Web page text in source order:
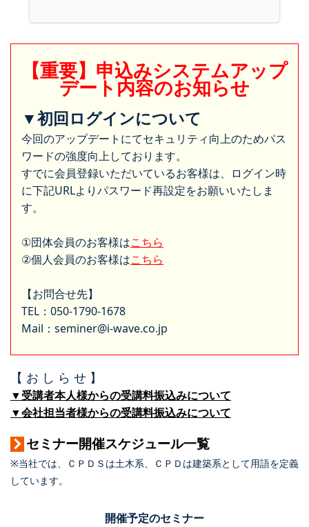
【重要】申込みシステムアップ
デート内容のお知らせ
▼初回ログインについて
今回のアップデートにてセキュリティ向上のためパス
ワードの強度向上しております。
すでに会員登録いただいているお客様は、ログイン時
に下記URLよりパスワード再設定をお願いいたしま
す。
①団体会員のお客様はこちら
②個人会員のお客様はこちら
【お問合せ先】
TEL：050-1790-1678
Mail：seminer@i-wave.co.jp
【 お し ら せ 】
▼受講者本人様からの受講料振込みについて
▼会社担当者様からの受講料振込みについて
セミナー開催スケジュール一覧
※当社では、ＣＰＤＳは土木系、ＣＰＤは建築系として用語を定義
しています。
開催予定のセミナー